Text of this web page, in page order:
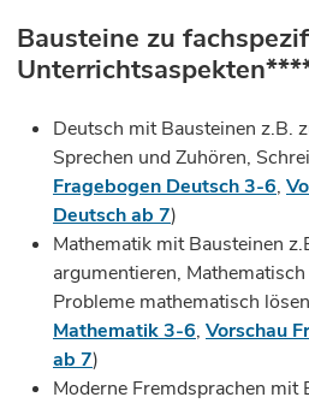
Bausteine zu
Deutsch mit Bausteinen z.B.
Sprechen und Zuhören,
Fragebogen Deutsch 3-6,
Deutsch ab 7)
Mathematik mit Bausteinen
argumentieren,
Probleme mathematisch
Mathematik 3-6, Vorschau
ab 7)
Moderne Fremdsprachen mit